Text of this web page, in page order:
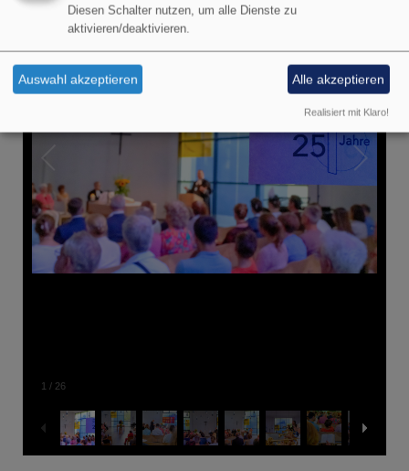
1 / 26
Diesen Schalter nutzen, um alle Dienste zu
aktivieren/deaktivieren.
Auswahl akzeptieren Alle akzeptieren
Realisiert mit Klaro!